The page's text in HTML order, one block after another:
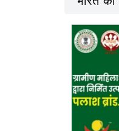
दिया
नहीं